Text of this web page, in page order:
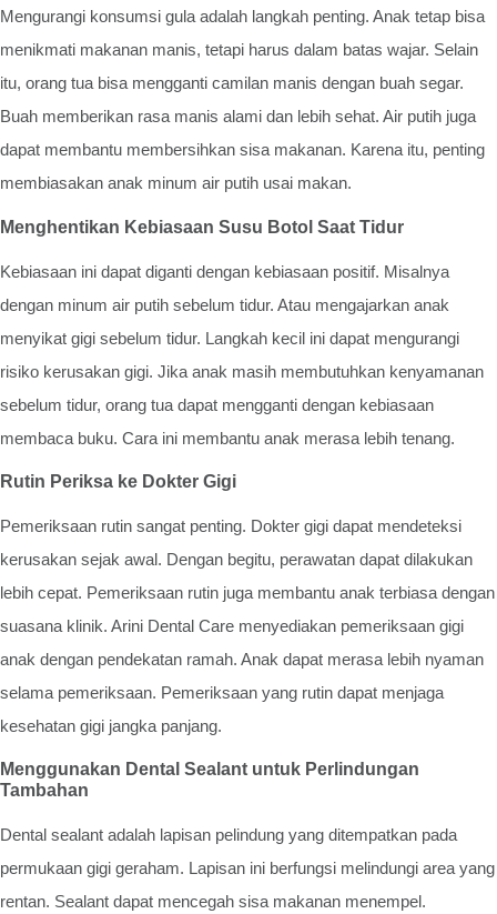
Mengurangi konsumsi gula adalah langkah penting. Anak tetap bisa
menikmati makanan manis, tetapi harus dalam batas wajar. Selain
itu, orang tua bisa mengganti camilan manis dengan buah segar.
Buah memberikan rasa manis alami dan lebih sehat. Air putih juga
dapat membantu membersihkan sisa makanan. Karena itu, penting
membiasakan anak minum air putih usai makan.
Menghentikan Kebiasaan Susu Botol Saat Tidur
Kebiasaan ini dapat diganti dengan kebiasaan positif. Misalnya
dengan minum air putih sebelum tidur. Atau mengajarkan anak
menyikat gigi sebelum tidur. Langkah kecil ini dapat mengurangi
risiko kerusakan gigi. Jika anak masih membutuhkan kenyamanan
sebelum tidur, orang tua dapat mengganti dengan kebiasaan
membaca buku. Cara ini membantu anak merasa lebih tenang.
Rutin Periksa ke Dokter Gigi
Pemeriksaan rutin sangat penting. Dokter gigi dapat mendeteksi
kerusakan sejak awal. Dengan begitu, perawatan dapat dilakukan
lebih cepat. Pemeriksaan rutin juga membantu anak terbiasa dengan
suasana klinik. Arini Dental Care menyediakan pemeriksaan gigi
anak dengan pendekatan ramah. Anak dapat merasa lebih nyaman
selama pemeriksaan. Pemeriksaan yang rutin dapat menjaga
kesehatan gigi jangka panjang.
Menggunakan Dental Sealant untuk Perlindungan
Tambahan
Dental sealant adalah lapisan pelindung yang ditempatkan pada
permukaan gigi geraham. Lapisan ini berfungsi melindungi area yang
rentan. Sealant dapat mencegah sisa makanan menempel.